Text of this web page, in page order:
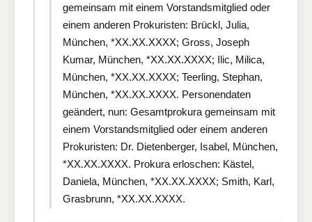
gemeinsam mit einem Vorstandsmitglied oder
einem anderen Prokuristen: Brückl, Julia,
München, *XX.XX.XXXX; Gross, Joseph
Kumar, München, *XX.XX.XXXX; Ilic, Milica,
München, *XX.XX.XXXX; Teerling, Stephan,
München, *XX.XX.XXXX. Personendaten
geändert, nun: Gesamtprokura gemeinsam mit
einem Vorstandsmitglied oder einem anderen
Prokuristen: Dr. Dietenberger, Isabel, München,
*XX.XX.XXXX. Prokura erloschen: Kästel,
Daniela, München, *XX.XX.XXXX; Smith, Karl,
Grasbrunn, *XX.XX.XXXX.